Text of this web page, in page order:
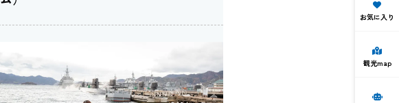
お気に入り
観光map